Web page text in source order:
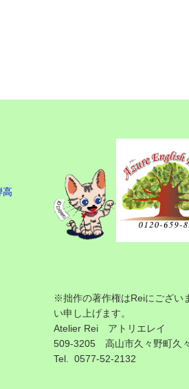
※拙作の著作権はReiにござい
い申し上げます。
Atelier Rei アトリエレイ
509-3205 高山市久々野町久
Tel. 0577-52-2132